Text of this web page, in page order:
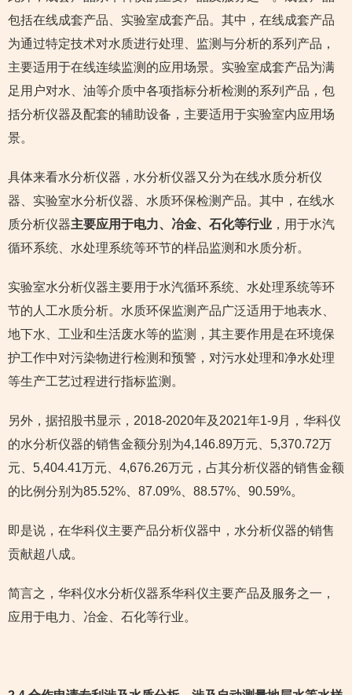
包括在线成套产品、实验室成套产品。其中，在线成套产品
为通过特定技术对水质进行处理、监测与分析的系列产品，
主要适用于在线连续监测的应用场景。实验室成套产品为满
足用户对水、油等介质中各项指标分析检测的系列产品，包
括分析仪器及配套的辅助设备，主要适用于实验室内应用场
景。
具体来看水分析仪器，水分析仪器又分为在线水质分析仪
器、实验室水分析仪器、水质环保检测产品。其中，在线水
质分析仪器主要应用于电力、冶金、石化等行业 ，用于水汽
循环系统、水处理系统等环节的样品监测和水质分析。
实验室水分析仪器主要用于水汽循环系统、水处理系统等环
节的人工水质分析。水质环保监测产品广泛适用于地表水、
地下水、工业和生活废水等的监测，其主要作用是在环境保
护工作中对污染物进行检测和预警，对污水处理和净水处理
等生产工艺过程进行指标监测。
另外，据招股书显示，2018-2020年及2021年1-9月，华科仪
的水分析仪器的销售金额分别为4,146.89万元、5,370.72万
元、5,404.41万元、4,676.26万元，占其分析仪器的销售金额
的比例分别为85.52%、87.09%、88.57%、90.59%。
即是说，在华科仪主要产品分析仪器中，水分析仪器的销售
贡献超八成。
简言之，华科仪水分析仪器系华科仪主要产品及服务之一，
应用于电力、冶金、石化等行业。